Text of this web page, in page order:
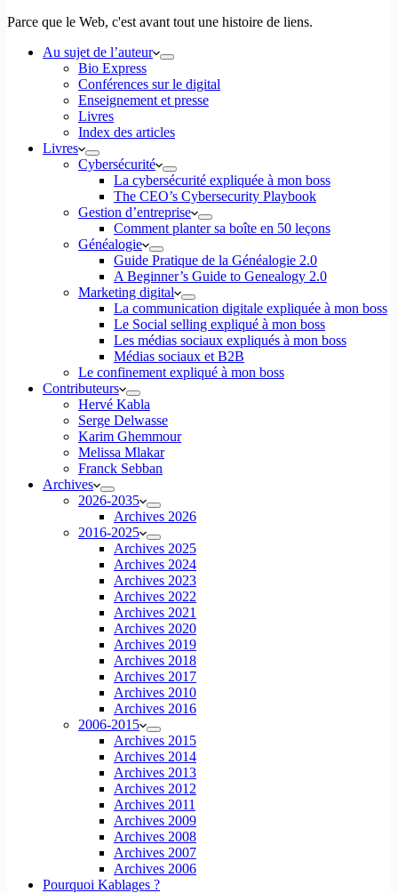
Parce que le Web, c'est avant tout une histoire de liens.
Au sujet de l’auteur
Bio Express
Conférences sur le digital
Enseignement et presse
Livres
Index des articles
Livres
Cybersécurité
La cybersécurité expliquée à mon boss
The CEO’s Cybersecurity Playbook
Gestion d’entreprise
Comment planter sa boîte en 50 leçons
Généalogie
Guide Pratique de la Généalogie 2.0
A Beginner’s Guide to Genealogy 2.0
Marketing digital
La communication digitale expliquée à mon boss
Le Social selling expliqué à mon boss
Les médias sociaux expliqués à mon boss
Médias sociaux et B2B
Le confinement expliqué à mon boss
Contributeurs
Hervé Kabla
Serge Delwasse
Karim Ghemmour
Melissa Mlakar
Franck Sebban
Archives
2026-2035
Archives 2026
2016-2025
Archives 2025
Archives 2024
Archives 2023
Archives 2022
Archives 2021
Archives 2020
Archives 2019
Archives 2018
Archives 2017
Archives 2010
Archives 2016
2006-2015
Archives 2015
Archives 2014
Archives 2013
Archives 2012
Archives 2011
Archives 2009
Archives 2008
Archives 2007
Archives 2006
Pourquoi Kablages ?